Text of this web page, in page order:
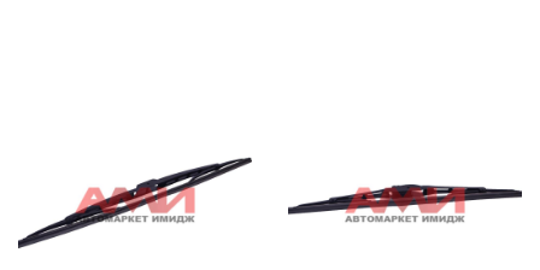
БЫСТРЫЙ ПРОСМОТР БЫСТРЫЙ ПРОСМОТР